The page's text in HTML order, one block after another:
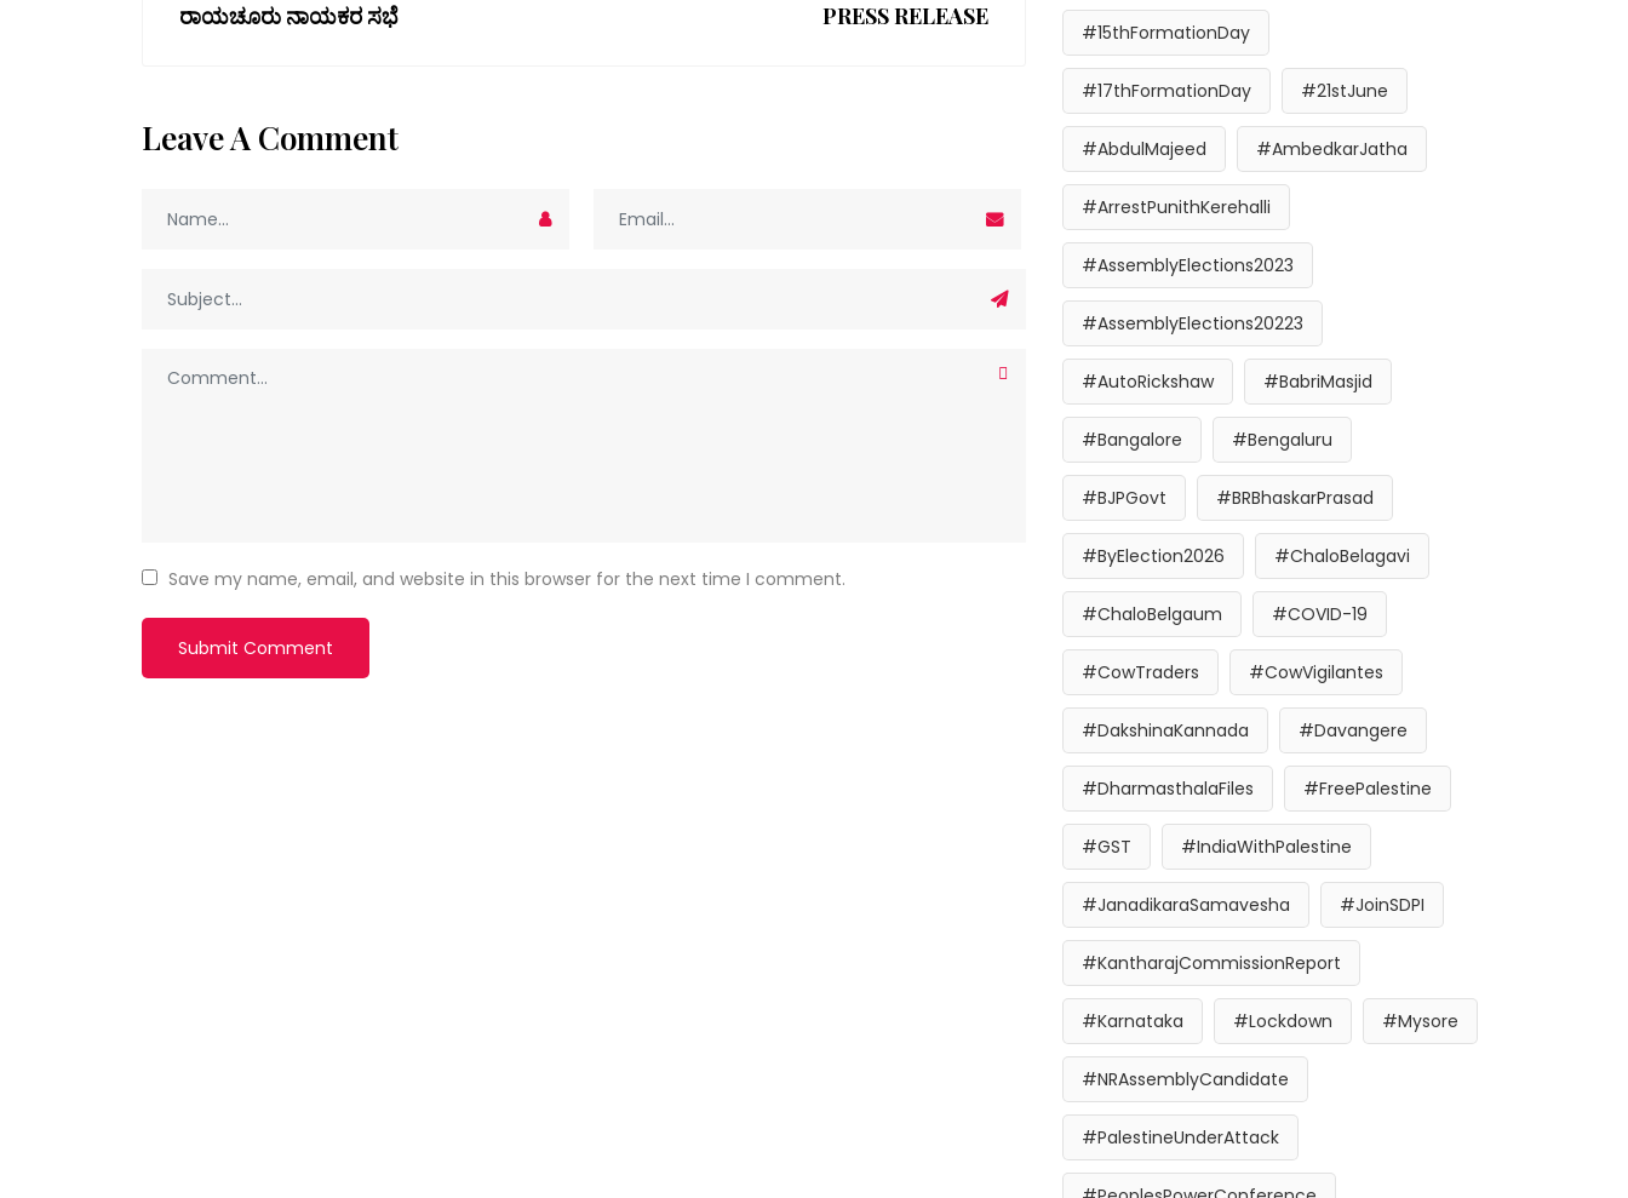
ರಾಯಚೂರು ನಾಯಕರ ಸಭೆ PRESS RELEASE
Leave A Comment
Save my name, email, and website in this browser for the next time I comment.
#15thFormationDay
#17thFormationDay #21stJune
#AbdulMajeed #AmbedkarJatha
#ArrestPunithKerehalli
#AssemblyElections2023
#AssemblyElections20223
#AutoRickshaw #BabriMasjid
#Bangalore #Bengaluru
#BJPGovt #BRBhaskarPrasad
#ByElection2026 #ChaloBelagavi
#ChaloBelgaum #COVID-19
#CowTraders #CowVigilantes
#DakshinaKannada #Davangere
#DharmasthalaFiles #FreePalestine
#GST #IndiaWithPalestine
#JanadikaraSamavesha #JoinSDPI
#KantharajCommissionReport
#Karnataka #Lockdown #Mysore
#NRAssemblyCandidate
#PalestineUnderAttack